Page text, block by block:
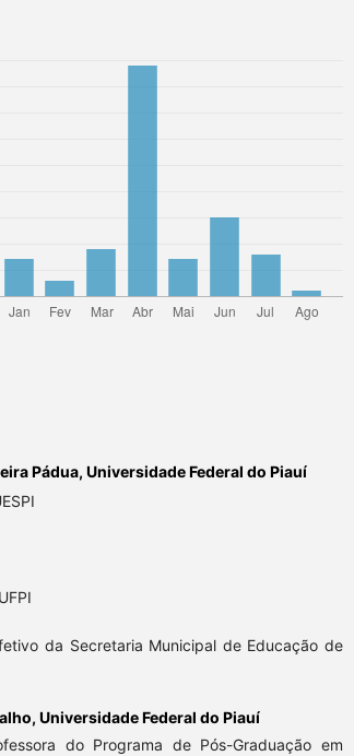
Pádua, Universidade Federal do Piauí
da Secretaria Municipal de Educação de
Universidade Federal do Piauí
do Programa de Pós-Graduação em